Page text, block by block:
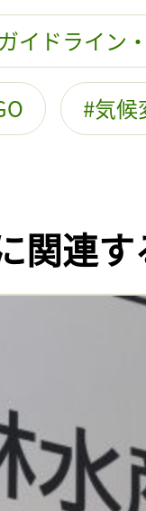
イドライン
気候
関連